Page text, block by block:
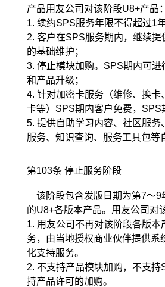
产品用友公司对该阶段U8+产品：
1. 续约SPS服务年限不得超过1年
2. 客户在SPS服务期内，继续提
的基础维护；
3. 停止模块加购。SPS期内可进
和产品升级；
4. 针对加密卡服务（维修、换卡
卡等）SPS期内客户免费，SPS
5. 提供自助学习内容、社区服务
服务、知识查询、服务工具包等
第103条 停止服务阶段
该阶段包含发版日期为第7～9
的U8+各版本产品。用友公司对
1. 用友公司不再对该阶段各版本
务，由当地授权商业伙伴提供系
化支持服务。
2. 不支持产品模块加购，不支持
持产品许可的加购。